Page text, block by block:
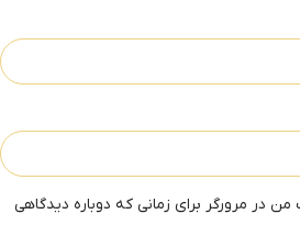
در مرورگر برای زمانی که دوباره دیدگاهی